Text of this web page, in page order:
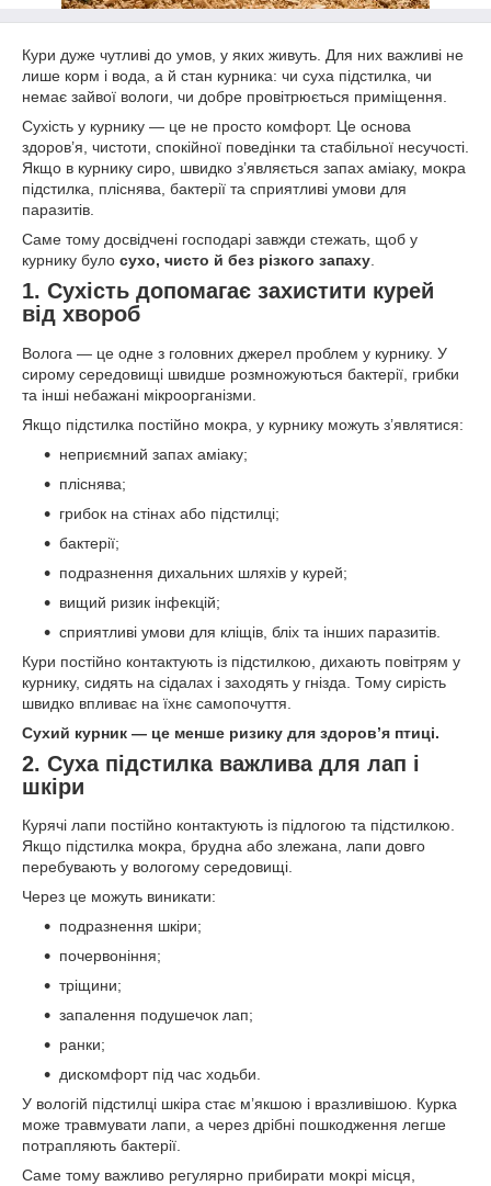
Кури дуже чутливі до умов, у яких живуть. Для них важливі не
лише корм і вода, а й стан курника: чи суха підстилка, чи
немає зайвої вологи, чи добре провітрюється приміщення.
Сухість у курнику — це не просто комфорт. Це основа
здоров’я, чистоти, спокійної поведінки та стабільної несучості.
Якщо в курнику сиро, швидко з’являється запах аміаку, мокра
підстилка, пліснява, бактерії та сприятливі умови для
паразитів.
Саме тому досвідчені господарі завжди стежать, щоб у
курнику було сухо, чисто й без різкого запаху
1. Сухість допомагає захистити курей
від хвороб
Волога — це одне з головних джерел проблем у курнику. У
сирому середовищі швидше розмножуються бактерії, грибки
та інші небажані мікроорганізми.
Якщо підстилка постійно мокра, у курнику можуть з’являтися:
неприємний запах аміаку;
пліснява;
грибок на стінах або підстилці;
бактерії;
подразнення дихальних шляхів у курей;
вищий ризик інфекцій;
сприятливі умови для кліщів, бліх та інших паразитів.
Кури постійно контактують із підстилкою, дихають повітрям у
курнику, сидять на сідалах і заходять у гнізда. Тому сирість
швидко впливає на їхнє самопочуття.
Сухий курник — це менше ризику для здоров’я птиці.
2. Суха підстилка важлива для лап і
шкіри
Курячі лапи постійно контактують із підлогою та підстилкою.
Якщо підстилка мокра, брудна або злежана, лапи довго
перебувають у вологому середовищі.
Через це можуть виникати:
подразнення шкіри;
почервоніння;
тріщини;
запалення подушечок лап;
ранки;
дискомфорт під час ходьби.
У вологій підстилці шкіра стає м’якшою і вразливішою. Курка
може травмувати лапи, а через дрібні пошкодження легше
потрапляють бактерії.
Саме тому важливо регулярно прибирати мокрі місця,